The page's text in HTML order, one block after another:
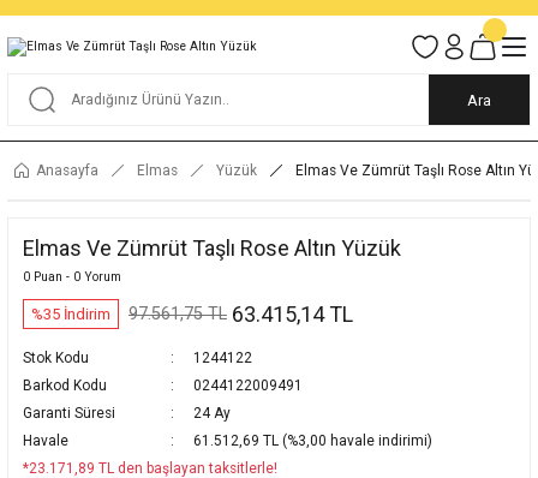
Tüm Alışverişlerde KARGO BEDAVA
Garantili Ve Sigortalı Kargo
Ankara İçi Elden Teslimat İmkanı
24/7 Müşteri Destek Hizmeti
Ara
Anasayfa Elmas Yüzük Elmas Ve Zümrüt Taşlı Rose Altın
Elmas Ve Zümrüt Taşlı Rose Altın Yüzük
0 Puan - 0 Yorum
%35 İndirim 97.561,75 TL 63.415,14 TL
Stok Kodu
1244122
Barkod Kodu
0244122009491
Garanti Süresi
24 Ay
Havale
61.512,69 TL (%3,00 havale indirimi)
*23.171,89 TL den başlayan taksitlerle!